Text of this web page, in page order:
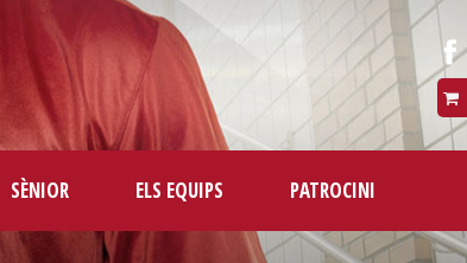
SÈNIOR ELS EQUIPS PATROCINI